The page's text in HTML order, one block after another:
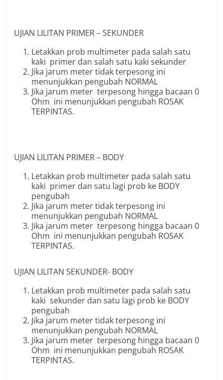
UJIAN LILITAN PRIMER – SEKUNDER
Letakkan prob multimeter pada salah satu
kaki primer dan salah satu kaki sekunder
Jika jarum meter tidak terpesong ini
menunjukkan pengubah NORMAL
Jika jarum meter terpesong hingga bacaan 0
Ohm ini menunjukkan pengubah ROSAK
TERPINTAS.
UJIAN LILITAN PRIMER – BODY
Letakkan prob multimeter pada salah satu
kaki primer dan satu lagi prob ke BODY
pengubah
Jika jarum meter tidak terpesong ini
menunjukkan pengubah NORMAL
Jika jarum meter terpesong hingga bacaan 0
Ohm ini menunjukkan pengubah ROSAK
TERPINTAS.
UJIAN LILITAN SEKUNDER- BODY
Letakkan prob multimeter pada salah satu
kaki sekunder dan satu lagi prob ke BODY
pengubah
Jika jarum meter tidak terpesong ini
menunjukkan pengubah NORMAL
Jika jarum meter terpesong hingga bacaan 0
Ohm ini menunjukkan pengubah ROSAK
TERPINTAS.